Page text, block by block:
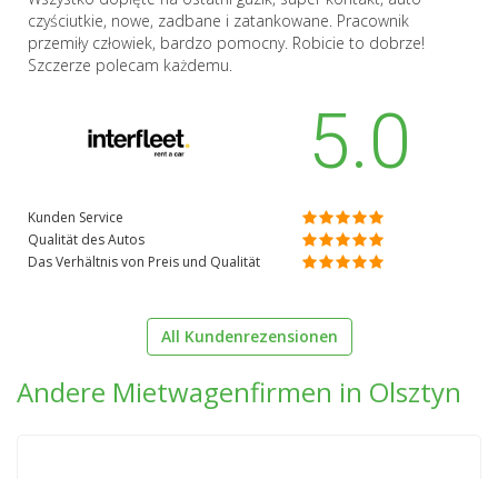
czyściutkie, nowe, zadbane i zatankowane. Pracownik
przemiły człowiek, bardzo pomocny. Robicie to dobrze!
Szczerze polecam każdemu.
5.0
Kunden Service
Qualität des Autos
Das Verhältnis von Preis und Qualität
All Kundenrezensionen
Andere Mietwagenfirmen in Olsztyn